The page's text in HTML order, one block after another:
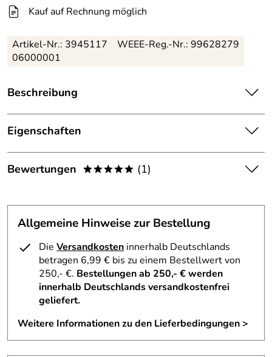
Kauf auf Rechnung möglich
Artikel-Nr.: 3945117
06000001
WEEE-Reg.-Nr.: 99628279
Beschreibung
Der Helmet Holder passt an die Haltevorrichtungen aller
aktuellen Deuter Winter- und Alpinrucksäcke, außer dem
Kletter-, Ski- und Radhelme. Aus einem Meshmaterial mit
verschiedenen Strukturen.
Hersteller: deuter Sport GmbH, Daimlerstraße 23, 86368
Gersthofen, https://www.deuter.com
Eigenschaften
Ausstattung
Gewicht:
290 g
Größe:
34 x 20 x 16 cm
Material:
Super-Polytex
Volumen:
8 Liter
Bewertungen ***** (1)
Verifizierte Bewertung
Allgemeine Hinweise zur Bestellung
Die Versandkosten innerhalb Deutschlands
betragen 6,99 € bis zu einem Bestellwert von
250,- €. Bestellungen ab 250,- € werden
innerhalb Deutschlands versandkostenfrei
geliefert.
Weitere Informationen zu den Lieferbedingungen >